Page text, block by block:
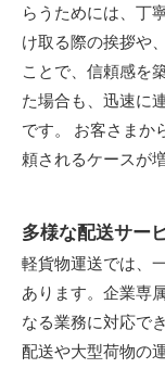
らうためには、丁
け取る際の挨拶や
ことで、信頼感を
た場合も、迅速に
です。 お客さまか
頼されるケースが
多様な配送サー
軽貨物運送では、
あります。企業専
なる業務に対応で
配送や大型荷物の